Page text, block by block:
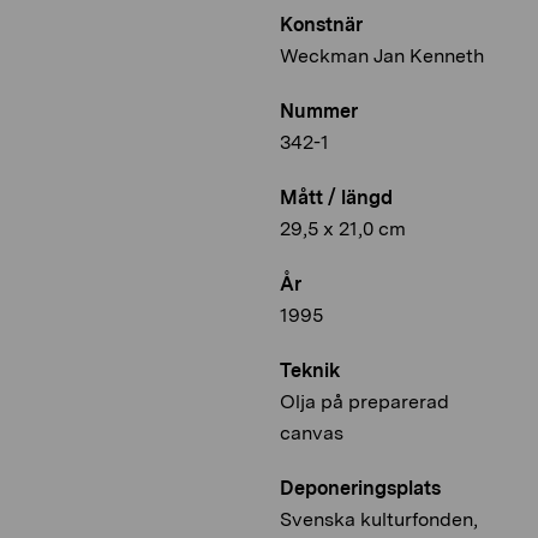
Konstnär
Weckman Jan Kenneth
Nummer
342-1
Mått / längd
29,5 x 21,0 cm
År
1995
Teknik
Olja på preparerad
canvas
Deponeringsplats
Svenska kulturfonden,